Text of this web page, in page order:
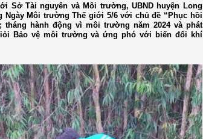
Sở Tài nguyên và Môi trường, UBND huyện Long
Ngày Môi trường Thế giới 5/6 với chủ đề “Phục hồi
tháng hành động vì môi trường năm 2024 và phát
Bảo vệ môi trường và ứng phó với biến đổi khí